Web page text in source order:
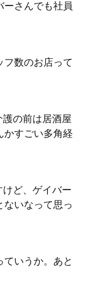
ーさんでも社員
フ数のお店って
の前は居酒屋
かすごい多角経
ど、ゲイバー
ないなって思っ
いうか。あと